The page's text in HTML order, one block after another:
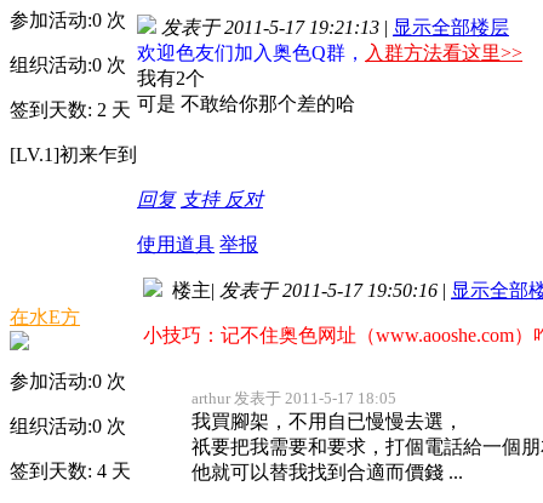
参加活动:0 次
组织活动:0 次
签到天数: 2 天
[LV.1]初来乍到
发表于 2011-5-17 19:21:13 | 显示全部楼层
欢迎色友们加入奥色Q群， 入群方法看这里>>
我有2个
可是 不敢给你那个差的哈
回复 支持 反对
使用道具 举报
在水E方
参加活动:0 次
组织活动:0 次
签到天数: 4 天
楼主| 发表于 2011-5-17 19:50:16 | 显示全部
小技巧：记不住奥色网址（www.aooshe.com）
arthur 发表于 2011-5-17 18:05
我買腳架，不用自已慢慢去選，
祇要把我需要和要求，打個電話給一個
他就可以替我找到合適而價錢 ...